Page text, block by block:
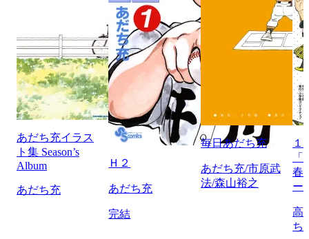
あだち充イラス
ト集 Season’s
Album
あだち充
Ｈ２
あだち充
完結
毎日あだち充
あだち充/市原武
法/森山裕之
１
春
ー
高
ち